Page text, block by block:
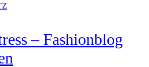
– Fashionblog